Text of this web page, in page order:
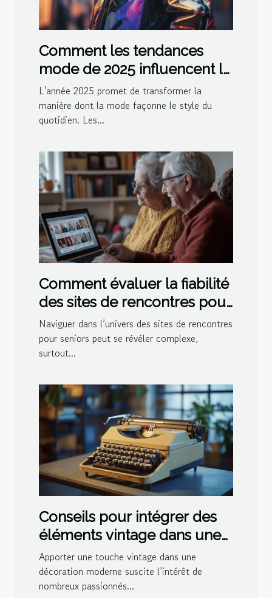
Comment les tendances
mode de 2025 influencent le
style quotidien
L'année 2025 promet de transformer la
manière dont la mode façonne le style du
quotidien. Les...
Comment évaluer la fiabilité
des sites de rencontres pour
seniors
Naviguer dans l’univers des sites de rencontres
pour seniors peut se révéler complexe,
surtout...
Conseils pour intégrer des
éléments vintage dans une
décoration moderne
Apporter une touche vintage dans une
décoration moderne suscite l’intérêt de
nombreux passionnés...